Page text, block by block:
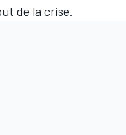
de la crise.